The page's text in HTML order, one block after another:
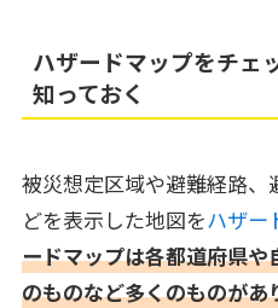
ハザードマップをチェ
知っておく
被災想定区域や避難経路
どを表示した地図をハザー
ードマップは各都道府県
のものなど多くのものが